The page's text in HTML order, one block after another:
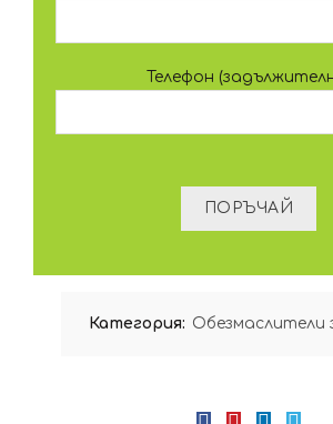
Телефон
Категория: Обезмаслители